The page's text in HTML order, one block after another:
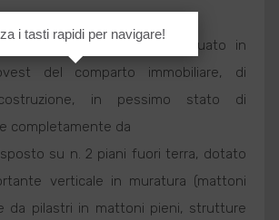
da cielo a terra situato in
del comparto immobiliare, di
in pessimo stato di
completamente da
su n. 2 piani fuori terra, dotato
verticale in muratura (mattoni
da pilastri in mattoni pieni, strutture
i tasti rapidi per navigare!